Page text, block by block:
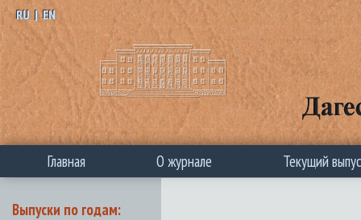
RU | EN
Главная О журнале Текущий
Выпуски по годам: